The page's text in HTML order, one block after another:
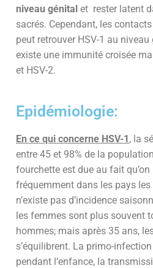
niveau génital et rester latent
sacrés. Cependant, les
peut retrouver HSV-1 au niveau
existe une immunité croisée
et HSV-2.
Epidémiologie:
En ce qui concerne HSV-1, la
entre 45 et 98% de la
fourchette est due au fait
fréquemment dans les pays
n’existe pas d’incidence
les femmes sont plus souvent
hommes; mais après 35 ans,
s’équilibrent. La primo-
pendant l’enfance, la